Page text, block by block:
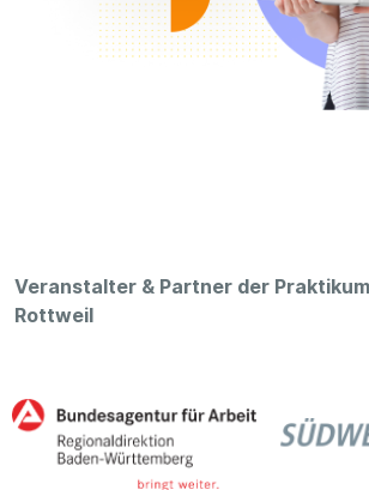
Veranstalter & Partner der
Rottweil